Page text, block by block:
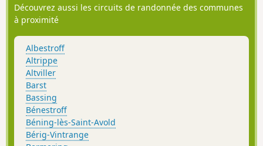
Découvrez aussi les circuits de randonnée des communes
à proximité
Albestroff
Altrippe
Altviller
Barst
Bassing
Bénestroff
Béning-lès-Saint-Avold
Bérig-Vintrange